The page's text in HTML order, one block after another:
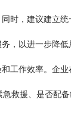
时，建议建立
，以进一步降低
工作效率。企
救援、是否配